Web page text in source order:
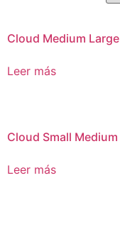
Cloud Medium Large
Leer más
Cloud Small Medium
Leer más